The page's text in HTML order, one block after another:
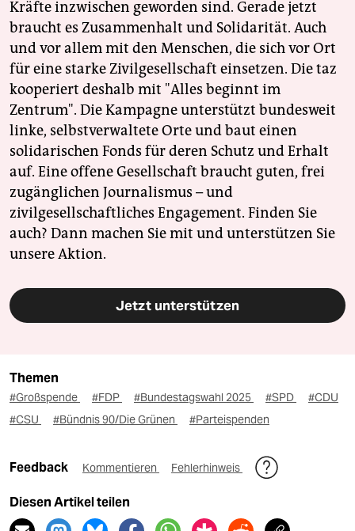
Kräfte inzwischen geworden sind. Gerade jetzt
braucht es Zusammenhalt und Solidarität. Auch
und vor allem mit den Menschen, die sich vor Ort
für eine starke Zivilgesellschaft einsetzen. Die taz
kooperiert deshalb mit "Alles beginnt im
Zentrum". Die Kampagne unterstützt bundesweit
linke, selbstverwaltete Orte und baut einen
solidarischen Fonds für deren Schutz und Erhalt
auf. Eine offene Gesellschaft braucht guten, frei
zugänglichen Journalismus – und
zivilgesellschaftliches Engagement. Finden Sie
auch? Dann machen Sie mit und unterstützen Sie
unsere Aktion.
Jetzt unterstützen
Themen
#Großspende #FDP #Bundestagswahl 2025 #SPD
#CDU
#CSU
#Bündnis 90/Die Grünen #Parteispenden
Feedback Kommentieren Fehlerhinweis
Diesen Artikel teilen